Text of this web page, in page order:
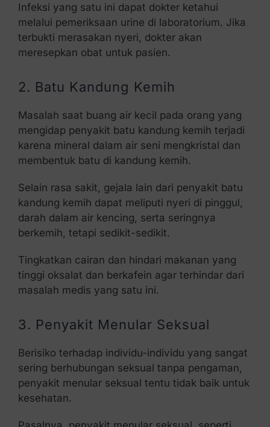
Infeksi yang satu ini dapat dokter ketahui
melalui pemeriksaan urine di laboratorium. Jika
terbukti merasakan nyeri, dokter akan
meresepkan obat untuk pasien.
2. Batu Kandung Kemih
Masalah saat buang air kecil pada orang yang
mengidap penyakit batu kandung kemih terjadi
karena mineral dalam air seni mengkristal dan
membentuk batu di kandung kemih.
Selain rasa sakit, gejala lain dari penyakit batu
kandung kemih dapat meliputi nyeri di pinggul,
darah dalam air kencing, serta seringnya
berkemih, tetapi sedikit-sedikit.
Tingkatkan cairan dan hindari makanan yang
tinggi oksalat dan berkafein agar terhindar dari
masalah medis yang satu ini.
3. Penyakit Menular Seksual
Berisiko terhadap individu-individu yang sangat
sering berhubungan seksual tanpa pengaman,
penyakit menular seksual tentu tidak baik untuk
kesehatan.